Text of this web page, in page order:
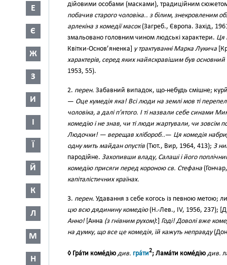
Е
Є
Ж
З
И
І
Ї
Й
К
Л
М
Н
дійовими особами (масками), традиційним
побачив старого чоловіка.. з білим, знекровленим
арлекіна з комедії масок(Загреб., Європа. Захід,
змальовано головним чином людські характери. Ця
Квітки-Основ’яненка] у трактуванні Марка Лукича
характерів, серед яких найяскравішим був
1953, 55).
2. перен. Забавний випадок, що-небудь смішне;
— Оце кумедія яка! Всі люди на землі мов ті
чоловіка, а далі п’ятого. І ті назвали себе синами
комедію і не знав, чи ті люди жартували, чи зовсім
Людочки! — верещав хлібороб..— Ця комедія
одну мить майдан опустів (Тют., Вир, 1964, 413); 3
пародійне. Захопивши владу, Салаші і його
комедію присяги перед короною св. Стефана
капіталістичних країнах.
3. перен. Удавання з себе когось із певною метою;
цю всю дядинину комедію(Н.-Лев., IV, 1956, 237);
Анно![Анна (з гнівним рухом):] Годі! Доволі вже
на думку, що все це комедія, їй кажуть неправду
◊ Гра́ти коме́дію див. гра́ти2; Лама́ти коме́дію див.